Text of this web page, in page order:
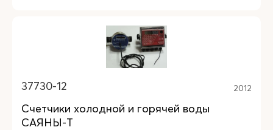
37730-12 2012
Счетчики холодной и горячей воды
САЯНЫ-Т